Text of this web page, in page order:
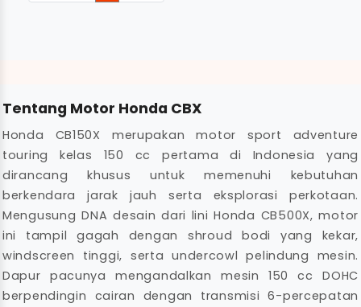
Tentang Motor Honda CBX
Honda CB150X merupakan motor sport adventure
touring kelas 150 cc pertama di Indonesia yang
dirancang khusus untuk memenuhi kebutuhan
berkendara jarak jauh serta eksplorasi perkotaan.
Mengusung DNA desain dari lini Honda CB500X, motor
ini tampil gagah dengan shroud bodi yang kekar,
windscreen tinggi, serta undercowl pelindung mesin.
Dapur pacunya mengandalkan mesin 150 cc DOHC
berpendingin cairan dengan transmisi 6-percepatan